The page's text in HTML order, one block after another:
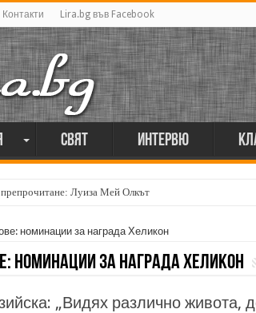
Контакти Lira.bg във Facebook
Свят Интервю
Луиза Мей Олкът
номинации за награда Хеликон
номинации за награда Хеликон
„Видях различно живота,